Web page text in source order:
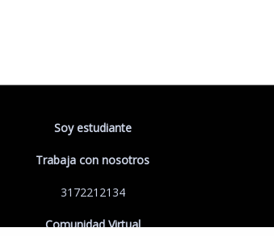
Soy estudiante
Trabaja con nosotros
3172212134
Comunidad Virtual